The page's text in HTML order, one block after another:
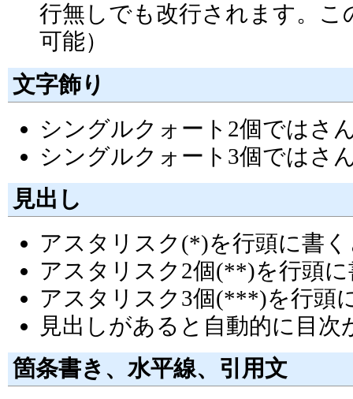
行無しでも改行されます。こ
可能）
文字飾り
シングルクォート2個ではさ
シングルクォート3個ではさ
見出し
アスタリスク(*)を行頭に書
アスタリスク2個(**)を行頭
アスタリスク3個(***)を行頭
見出しがあると自動的に目次
箇条書き、水平線、引用文